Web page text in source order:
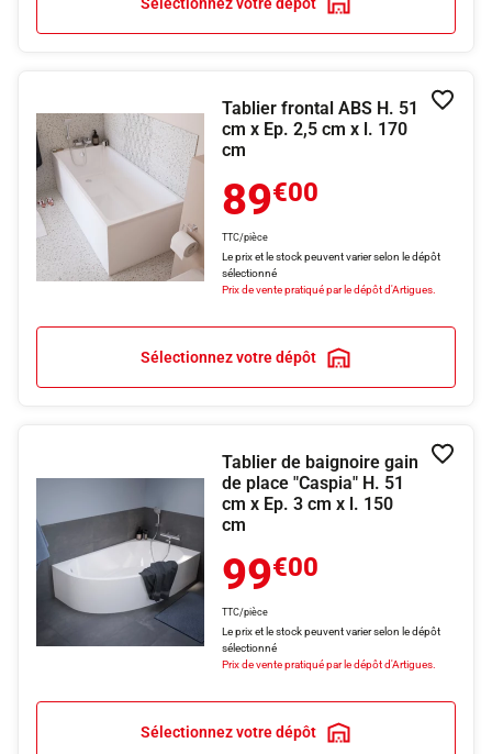
Tablier frontal ABS H. 51
cm x Ep. 2,5 cm x l. 170
cm
89€00
TTC/pièce
Le prix et le stock peuvent varier selon le dépôt
sélectionné
Prix de vente pratiqué par le dépôt d'Artigues.
Sélectionnez votre dépôt
Tablier de baignoire gain
de place "Caspia" H. 51
cm x Ep. 3 cm x l. 150
cm
99€00
TTC/pièce
Le prix et le stock peuvent varier selon le dépôt
sélectionné
Prix de vente pratiqué par le dépôt d'Artigues.
Sélectionnez votre dépôt